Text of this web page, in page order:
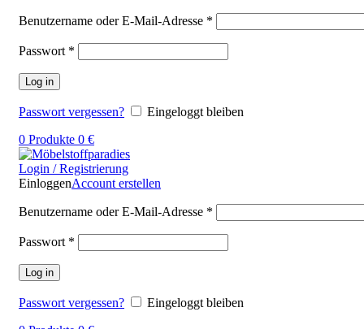
Benutzername oder E-Mail-Adresse *
Passwort *
Log in
Passwort vergessen?
Eingeloggt bleiben
0 Produkte 0 €
Login / Registrierung
EinloggenAccount erstellen
Benutzername oder E-Mail-Adresse *
Passwort *
Log in
Passwort vergessen?
Eingeloggt bleiben